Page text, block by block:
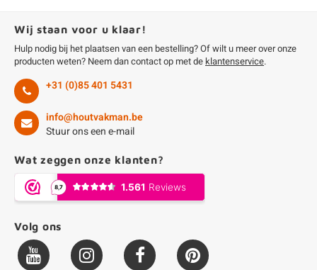
Wij staan voor u klaar!
Hulp nodig bij het plaatsen van een bestelling? Of wilt u meer over onze
producten weten? Neem dan contact op met de klantenservice.
+31 (0)85 401 5431
info@houtvakman.be
Stuur ons een e-mail
Wat zeggen onze klanten?
Volg ons